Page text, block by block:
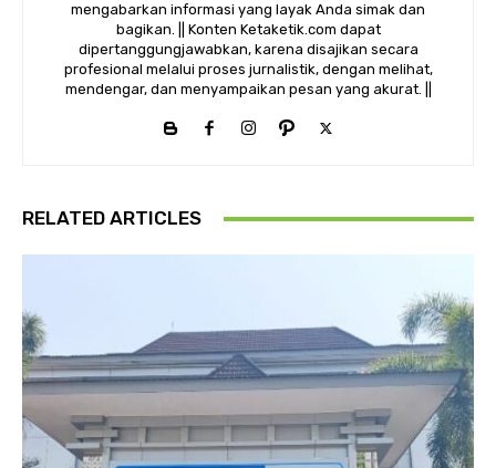
mengabarkan informasi yang layak Anda simak dan
bagikan. || Konten Ketaketik.com dapat
dipertanggungjawabkan, karena disajikan secara
profesional melalui proses jurnalistik, dengan melihat,
mendengar, dan menyampaikan pesan yang akurat. ||
RELATED ARTICLES